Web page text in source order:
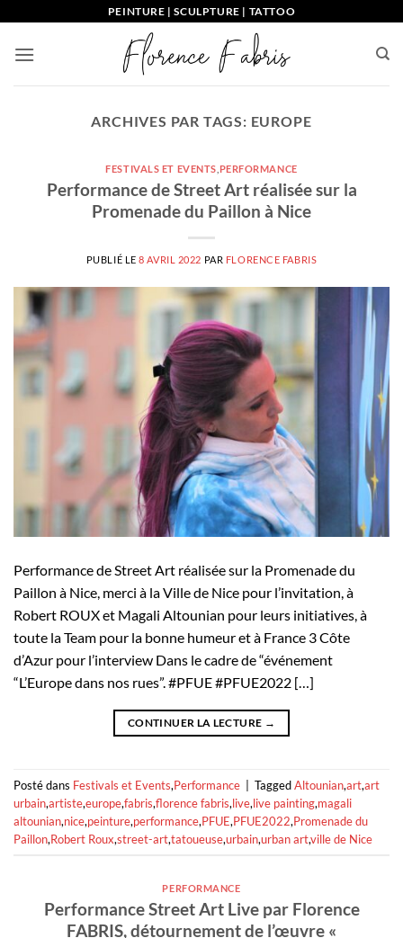
contenu
PEINTURE | SCULPTURE | TATTOO
ARCHIVES PAR TAGS: EUROPE
FESTIVALS ET EVENTS PERFORMANCE
Performance de Street Art réalisée sur la
Promenade du Paillon à Nice
PUBLIÉ LE8 AVRIL 2022 PAR FLORENCE FABRIS
Performance de Street Art réalisée sur la Promenade du
Paillon à Nice, merci à la Ville de Nice pour l’invitation, à
Robert ROUX et Magali Altounian pour leurs initiatives, à
toute la Team pour la bonne humeur et à France 3 Côte
d’Azur pour l’interview Dans le cadre de “événement
“L’Europe dans nos rues”. #PFUE #PFUE2022 […]
CONTINUER LA LECTURE →
Posté dans Festivals et Events,Performance TaggedAltounian,art,art
urbain,artiste,europe,fabris,florence fabris,live,live painting,magali
altounian,nice,peinture,performance,PFUE,PFUE2022,Promenade du
Paillon,Robert Roux,street-art,tatoueuse,urbain,urban art,ville de Nice
PERFORMANCE
Performance Street Art Live par Florence
FABRIS, détournement de l’œuvre «